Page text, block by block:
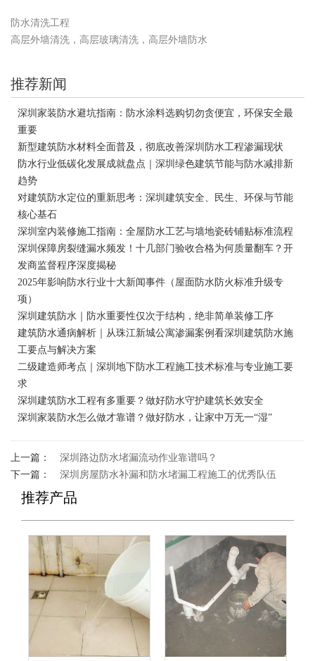
防水清洗工程
高层外墙清洗，高层玻璃清洗，高层外墙防水
推荐新闻
深圳家装防水避坑指南：防水涂料选购切勿贪便宜，环保安全最
重要
新型建筑防水材料全面普及，彻底改善深圳防水工程渗漏现状
防水行业低碳化发展成就盘点｜深圳绿色建筑节能与防水减排新
趋势
对建筑防水定位的重新思考：深圳建筑安全、民生、环保与节能
核心基石
深圳室内装修施工指南：全屋防水工艺与墙地瓷砖铺贴标准流程
深圳保障房裂缝漏水频发！十几部门验收合格为何质量翻车？开
发商监督程序深度揭秘
2025年影响防水行业十大新闻事件（屋面防水防火标准升级专
项）
深圳建筑防水｜防水重要性仅次于结构，绝非简单装修工序
建筑防水通病解析｜从珠江新城公寓渗漏案例看深圳建筑防水施
工要点与解决方案
二级建造师考点｜深圳地下防水工程施工技术标准与专业施工要
求
深圳建筑防水工程有多重要？做好防水守护建筑长效安全
深圳家装防水怎么做才靠谱？做好防水，让家中万无一“湿”
上一篇：
深圳路边防水堵漏流动作业靠谱吗？
下一篇：
深圳房屋防水补漏和防水堵漏工程施工的优秀队伍
推荐产品